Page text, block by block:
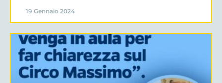
19 Gennaio 2024